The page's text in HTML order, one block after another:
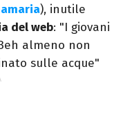
), inutile
del web: "I giovani
almeno non
sulle acque"